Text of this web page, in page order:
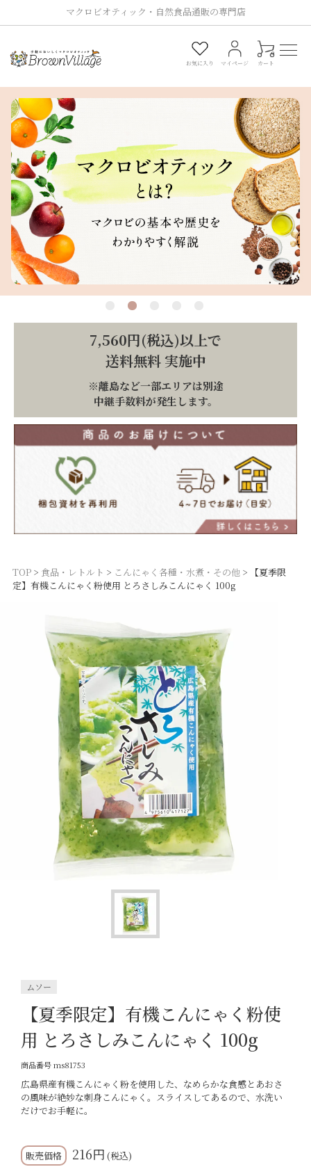
マクロビオティック・自然食品通販の専門店
お気に入り マイページ カート
0
7,560円(税込)以上で
送料無料 実施中
※離島など一部エリアは別途
中継手数料が発生します。
TOP 食品・レトルト こんにゃく各種・水煮・その他
【夏季限
定】有機こんにゃく粉使用 とろさしみこんにゃく 100g
ムソー
【夏季限定】有機こんにゃく粉使
用 とろさしみこんにゃく 100g
商品番号ms81753
広島県産有機こんにゃく粉を使用した、なめらかな食感とあおさ
の風味が絶妙な刺身こんにゃく。スライスしてあるので、水洗い
だけでお手軽に。
216 税込